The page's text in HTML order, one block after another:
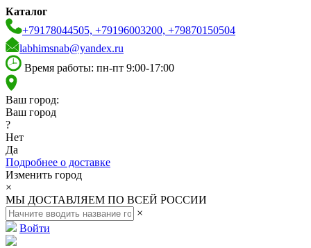
Каталог
+79178044505, +79196003200, +79870150504
labhimsnab@yandex.ru
Время работы: пн-пт 9:00-17:00
Ваш город:
Ваш город
?
Нет
Да
Подробнее о доставке
Изменить город
×
МЫ ДОСТАВЛЯЕМ ПО ВСЕЙ РОССИИ
×
Войти